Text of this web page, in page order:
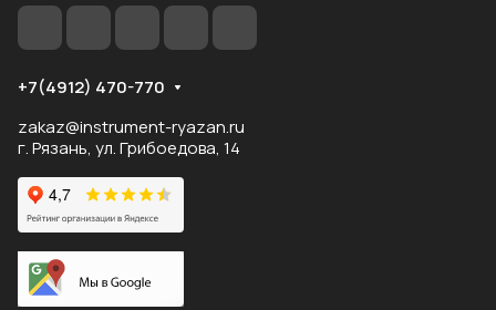
+7(4912) 470-770
zakaz@instrument-ryazan.ru
г. Рязань, ул. Грибоедова, 14